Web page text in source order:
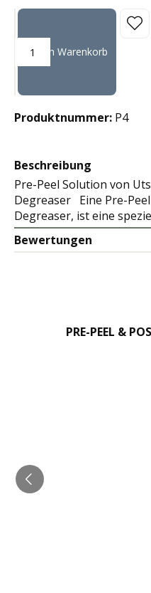
Produkt Anzahl: Gib den
In den Warenkorb
Produktnummer: P4
Beschreibung
Pre-Peel Solution von
Degreaser Eine Pre-
Degreaser, ist eine
Bewertungen
PRE-PEEL &